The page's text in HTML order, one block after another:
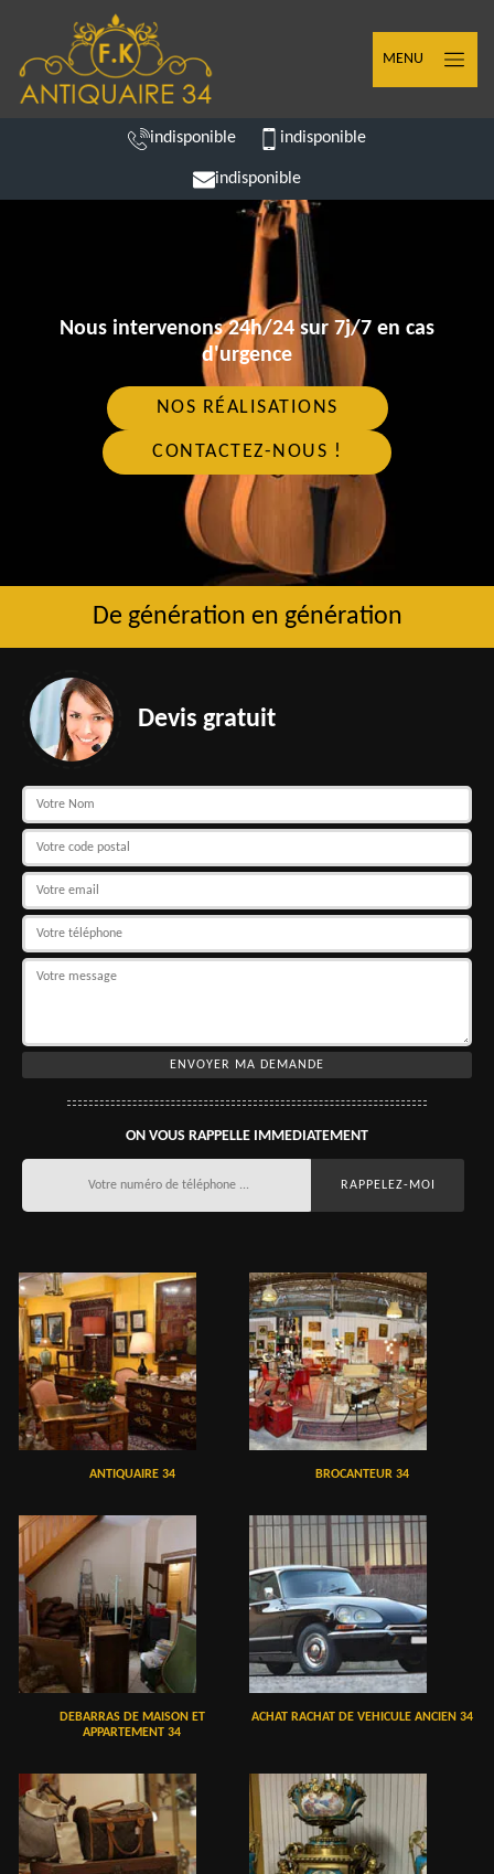
MENU
indisponible indisponible
indisponible
Nous intervenons 24h/24 sur 7j/7 en cas
d'urgence
NOS RÉALISATIONS
CONTACTEZ-NOUS !
De génération en génération
Devis gratuit
ON VOUS RAPPELLE IMMEDIATEMENT
ANTIQUAIRE 34 BROCANTEUR 34
DEBARRAS DE MAISON ET
APPARTEMENT 34
ACHAT RACHAT DE VEHICULE ANCIEN 34